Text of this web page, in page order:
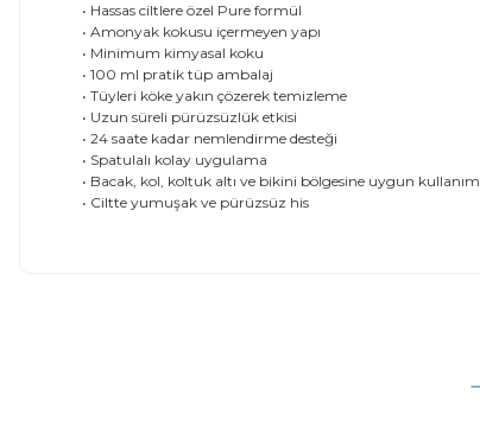
• Hassas ciltlere özel Pure formül
• Amonyak kokusu içermeyen yapı
• Minimum kimyasal koku
• 100 ml pratik tüp ambalaj
• Tüyleri köke yakın çözerek temizleme
• Uzun süreli pürüzsüzlük etkisi
• 24 saate kadar nemlendirme desteği
• Spatulalı kolay uygulama
• Bacak, kol, koltuk altı ve bikini bölgesine uygun kullanım
• Ciltte yumuşak ve pürüzsüz his